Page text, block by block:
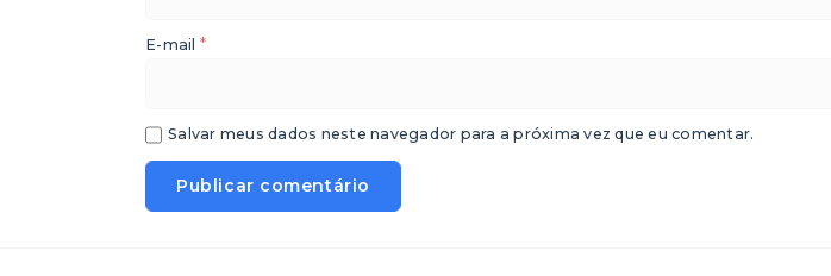
E-mail *
Salvar meus dados neste navegador para a próxima vez que eu comentar.